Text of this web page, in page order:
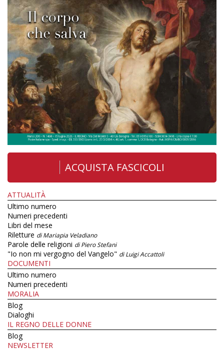
ACQUISTA FASCICOLI
ATTUALITÀ
Ultimo numero
Numeri precedenti
Libri del mese
Riletture di Mariapia Veladiano
Parole delle religioni di Piero Stefani
"Io non mi vergogno del Vangelo" di Luigi Accattoli
DOCUMENTI
Ultimo numero
Numeri precedenti
MORALIA
Blog
Dialoghi
IL REGNO DELLE DONNE
Blog
NEWSLETTER